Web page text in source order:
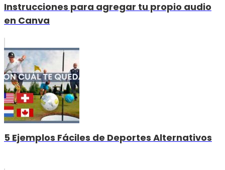
Instrucciones para agregar tu propio audio
en Canva
5 Ejemplos Fáciles de Deportes Alternativos